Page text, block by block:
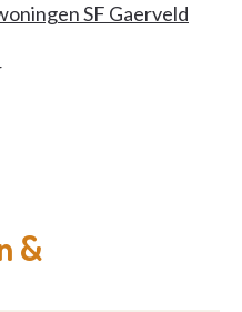
SF Gaerveld
&